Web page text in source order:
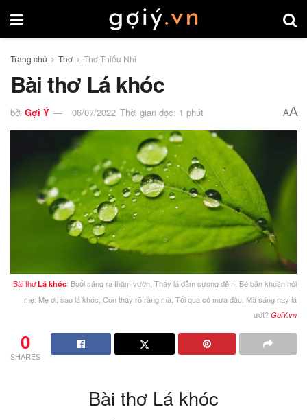
Trang chủ Thơ Thơ Thiếu Nhi
Bài thơ Lá khóc
bởi Gợi Ý 06/07/2022 Thời gian đọc: 1 phút AA
Bài thơLá khóc: Buổi sáng ra thăm vườn, Thấy lá đẫm sương đêm, Bé băn khoăn hỏi
mẹ: Mẹ ơi, sao lá khóc, Con thấy rõ ràng mà, Tối qua có mưa đâu, Mà sáng nay lá
ướt? GoiY.vn
0
SHARES
Bài thơ Lá khóc